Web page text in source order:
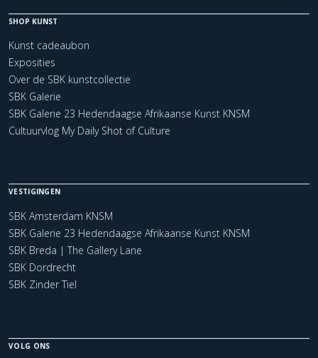
SHOP KUNST
Kunst cadeaubon
Exposities
Over de SBK kunstcollectie
SBK Galerie
SBK Galerie 23 Hedendaagse Afrikaanse Kunst KNSM
Cultuurvlog My Daily Shot of Culture
VESTIGINGEN
SBK Amsterdam KNSM
SBK Galerie 23 Hedendaagse Afrikaanse Kunst KNSM
SBK Breda | The Gallery Lane
SBK Dordrecht
SBK Zinder Tiel
VOLG ONS